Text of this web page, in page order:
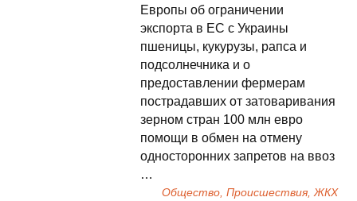
Европы об ограничении
экспорта в ЕС с Украины
пшеницы, кукурузы, рапса и
подсолнечника и о
предоставлении фермерам
пострадавших от затоваривания
зерном стран 100 млн евро
помощи в обмен на отмену
односторонних запретов на ввоз
…
Общество, Происшествия, ЖКХ